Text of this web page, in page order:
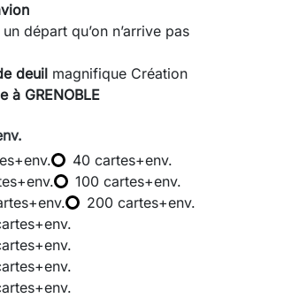
départ qu’on n’arrive pas
deuil magnifique Création
à GRENOBLE
40 cartes+env.
100 cartes+env.
200 cartes+env.